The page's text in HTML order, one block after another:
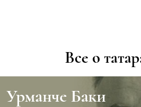
Все о
Урманче Баки